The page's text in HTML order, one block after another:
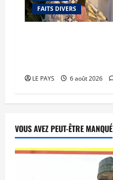
FAITS DIVERS
LE PAYS 6 août 2026
VOUS AVEZ PEUT-ÊTRE MANQUÉ